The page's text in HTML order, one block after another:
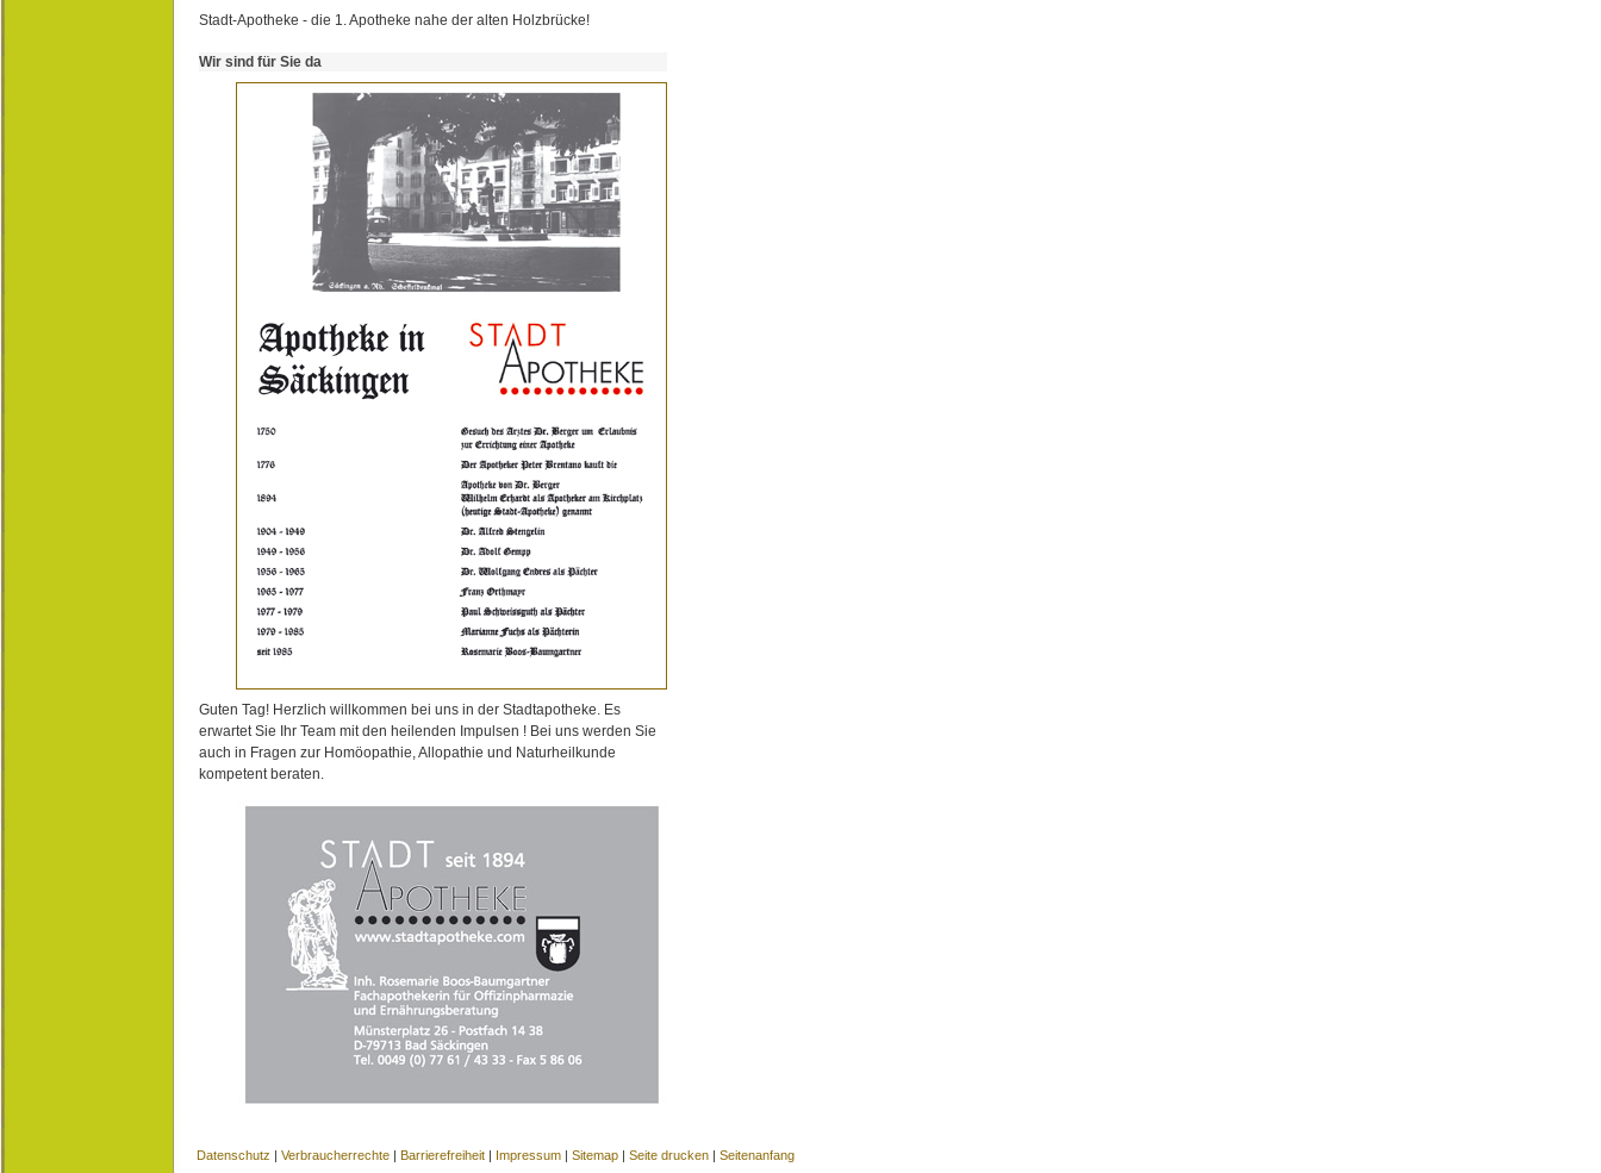
Stadt-Apotheke - die 1. Apotheke nahe der alten Holzbrücke!
Wir sind für Sie da
Guten Tag! Herzlich willkommen bei uns in der Stadtapotheke. Es
erwartet Sie Ihr Team mit den heilenden Impulsen ! Bei uns werden Sie
auch in Fragen zur Homöopathie, Allopathie und Naturheilkunde
kompetent beraten.
Datenschutz | Verbraucherrechte | Barrierefreiheit | Impressum | Sitemap | Seite drucken | Seitenanfang